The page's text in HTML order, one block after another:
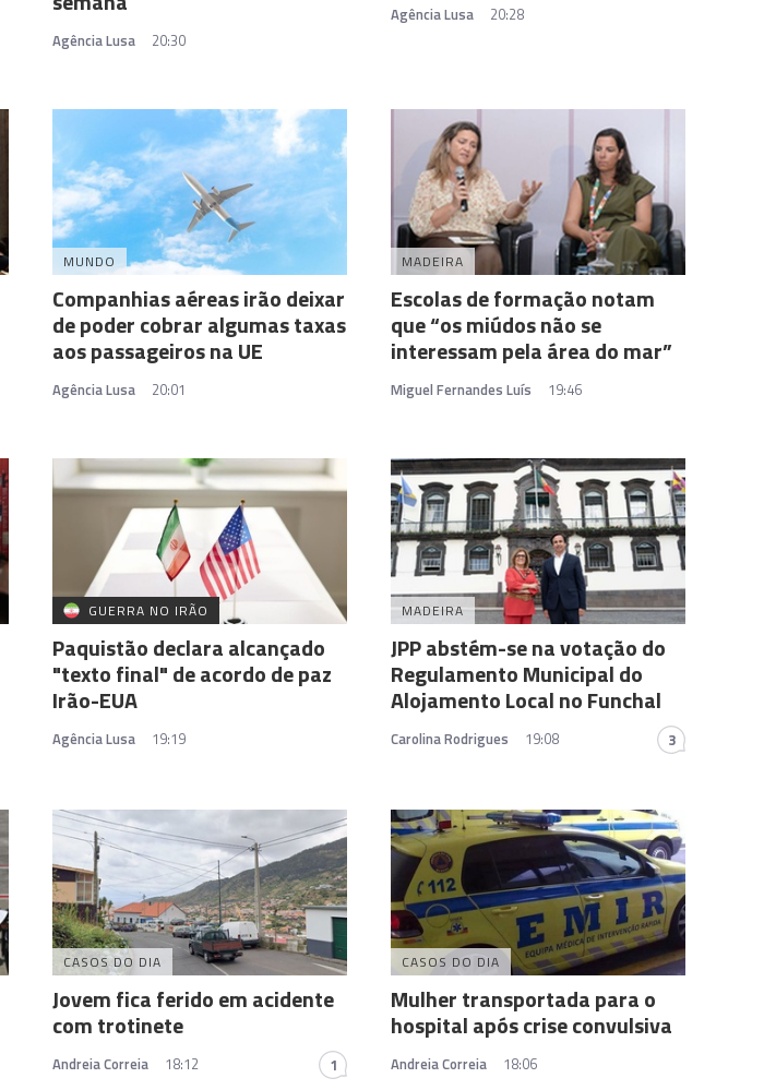
Agência Lusa 20:30
Agência Lusa 20:28
MUNDO
Companhias aéreas irão deixar
de poder cobrar algumas taxas
aos passageiros na UE
Agência Lusa 20:01
MADEIRA
Escolas de formação notam
que “os miúdos não se
interessam pela área do mar”
Miguel Fernandes Luís 19:46
GUERRA NO IRÃO
Paquistão declara alcançado
"texto final" de acordo de paz
Irão-EUA
Agência Lusa 19:19
MADEIRA
JPP abstém-se na votação do
Regulamento Municipal do
Alojamento Local no Funchal
Carolina Rodrigues 19:08 3
CASOS DO DIA
Jovem fica ferido em acidente
com trotinete
Andreia Correia 18:12 1
CASOS DO DIA
Mulher transportada para o
hospital após crise convulsiva
Andreia Correia 18:06